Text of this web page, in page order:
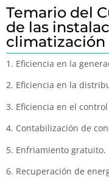
Temario del
de las
climatización
1. Eficiencia en la
2. Eficiencia en la
3. Eficiencia en el
4. Contabilización de
5. Enfriamiento gratuito.
6. Recuperación de